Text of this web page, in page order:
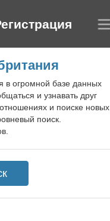
в огромной базе данных
и узнавать друг
и поиске новых
поиск.